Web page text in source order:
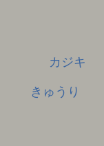
カジキ
きゅうり